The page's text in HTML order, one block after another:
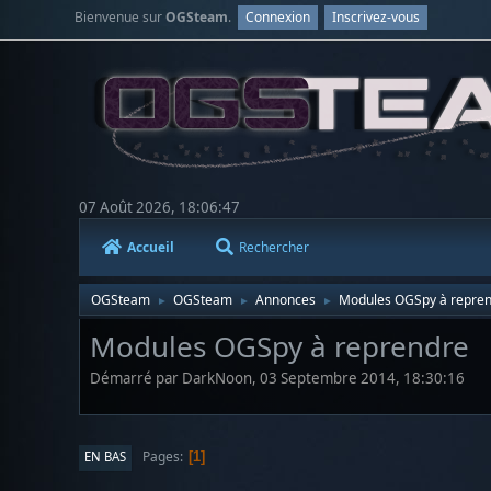
Bienvenue surOGSteam. Connexion Inscrivez-vous
07 Août 2026, 18:06:47
Accueil Rechercher
OGSteam ► OGSteam ► Annonces ► Modules OGSpy à
Modules OGSpy à reprendre
Démarré par DarkNoon, 03 Septembre 2014, 18:30:16
EN BAS Pages 1